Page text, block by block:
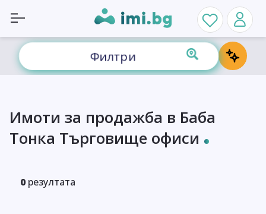
Филтри
Имоти за продажба в Баба
Тонка Търговище офиси
0 резултата